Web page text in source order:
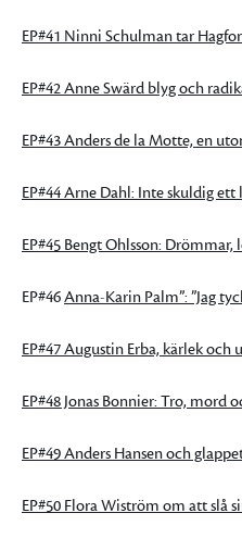
EP#41 Ninni Schulman tar
EP#42 Anne Swärd blyg och
EP#43 Anders de la Motte, en
EP#44 Arne Dahl: Inte skuldig
EP#45 Bengt Ohlsson:
EP#46Anna-Karin Palm”: ”Jag
EP#47 Augustin Erba, kärlek och
EP#48 Jonas Bonnier: Tro, mord
EP#49 Anders Hansen och
EP#50 Flora Wiström om att slå